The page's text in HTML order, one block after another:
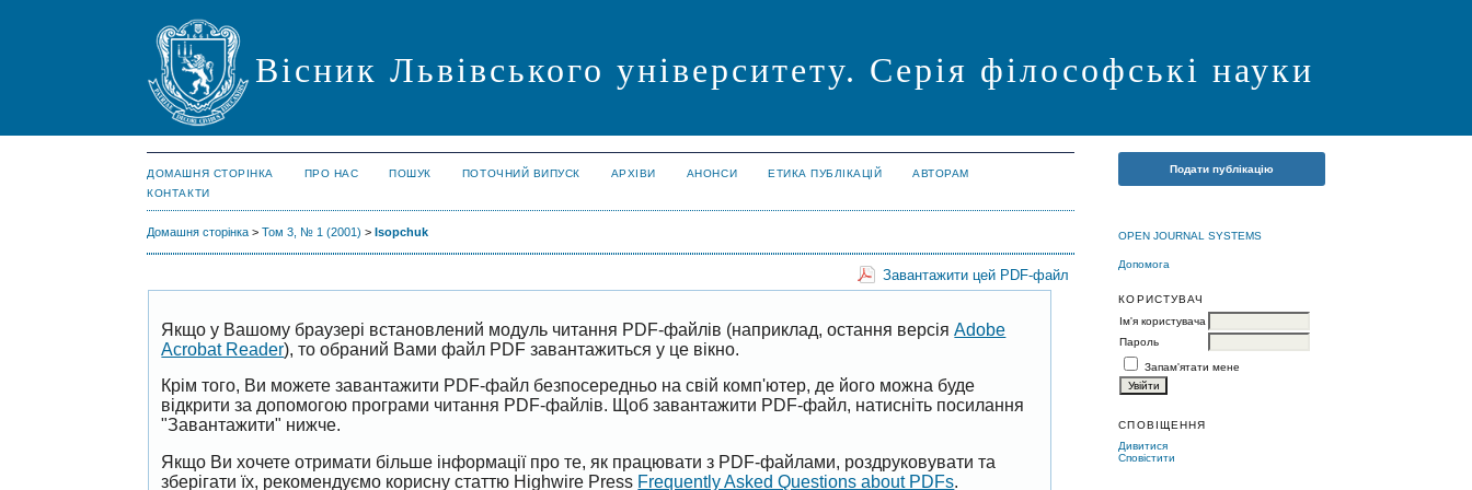
Вісник Львівського університету. Серія філософські науки
Подати публікацію
OPEN JOURNAL SYSTEMS
Допомога
КОРИСТУВАЧ
Ім'я користувача
Пароль
Запам'ятати мене
СПОВІЩЕННЯ
Дивитися
Сповістити
ДОМАШНЯ СТОРІНКА ПРО НАС ПОШУК ПОТОЧНИЙ ВИПУСК АРХІВИ АНОНСИ ЕТИКА ПУБЛІКАЦІЙ
АВТОРАМ
КОНТАКТИ
Домашня сторінка >Том 3, № 1 (2001) >Isopchuk
Завантажити цей PDF-файл
Якщо у Вашому браузері встановлений модуль читання PDF-файлів (наприклад, остання версіяAdobe
Acrobat Reader), то обраний Вами файл PDF завантажиться у це вікно.
Крім того, Ви можете завантажити PDF-файл безпосередньо на свій комп'ютер, де його можна буде
відкрити за допомогою програми читання PDF-файлів. Щоб завантажити PDF-файл, натисніть посилання
"Завантажити" нижче.
Якщо Ви хочете отримати більше інформації про те, як працювати з PDF-файлами, роздруковувати та
зберігати їх, рекомендуємо корисну статтю Highwire Press Frequently Asked Questions about PDFs.